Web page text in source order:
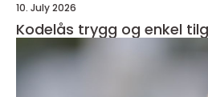
10. July 2026
Kodelås trygg og